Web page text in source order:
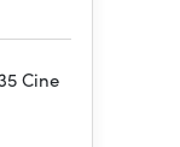
Cine